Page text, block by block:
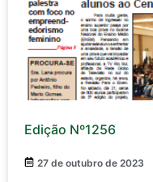
Edição Nº1256
27 de outubro de 2023